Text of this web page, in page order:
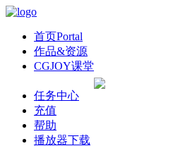
首页Portal
作品&资源
CGJOY课堂
任务中心
充值
帮助
播放器下载